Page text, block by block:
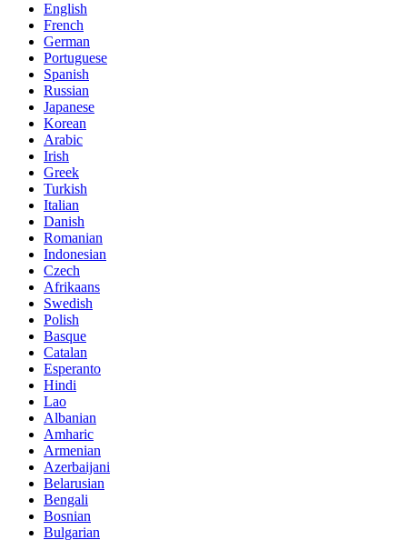
English
French
German
Portuguese
Spanish
Russian
Japanese
Korean
Arabic
Irish
Greek
Turkish
Italian
Danish
Romanian
Indonesian
Czech
Afrikaans
Swedish
Polish
Basque
Catalan
Esperanto
Hindi
Lao
Albanian
Amharic
Armenian
Azerbaijani
Belarusian
Bengali
Bosnian
Bulgarian